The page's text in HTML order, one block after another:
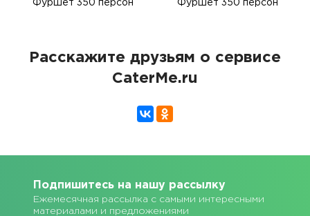
Фуршет 350 персон Фуршет 350 персон
Расскажите друзьям о сервисе
CaterMe.ru
Подпишитесь на нашу рассылку
Ежемесячная рассылка с самыми интересными
материалами и предложениями